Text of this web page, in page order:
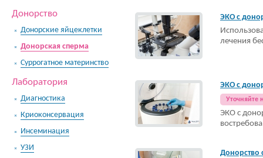
Донорство
Донорские яйцеклетки
Донорская сперма
Суррогатное материнство
Лаборатория
Диагностика
Криоконсервация
Инсеминация
УЗИ
ЭКО с
лечения
ЭКО с
Уточняйте
ЭКО с
Донорство